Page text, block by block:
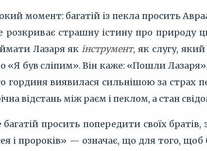
момент: багатій із пекла просить
страшну істину про природу
Лазаря якінструмент, як слугу,
«Я був сліпим». Він каже: «Пошли
гординя виявилася сильнішою за
відстань між раєм і пеклом, а стан
просить попередити своїх
і пророків» — означає, що для того, щоб